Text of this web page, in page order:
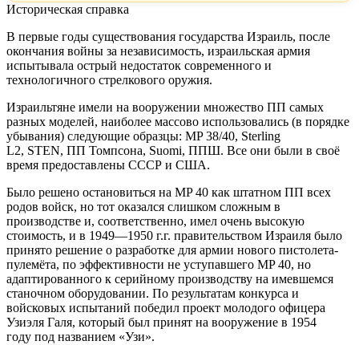
Историческая справка
В первые годы существования государства Израиль, после
окончания войны за независимость, израильская армия
испытывала острый недостаток современного и
технологичного стрелкового оружия.
Израильтяне имели на вооружении множество ПП самых
разных моделей, наиболее массово использовались (в порядке
убывания) следующие образцы: MP 38/40, Sterling
L2, STEN, ПП Томпсона, Suomi, ППШ. Все они были в своё
время предоставлены СССР и США.
Было решено остановиться на МP 40 как штатном ПП всех
родов войск, но тот оказался слишком сложным в
производстве и, соответственно, имел очень высокую
стоимость, и в 1949—1950 г.г. правительством Израиля было
принято решение о разработке для армии нового пистолета-
пулемёта, по эффективности не уступавшего МP 40, но
адаптированного к серийному производству на имевшемся
станочном оборудовании. По результатам конкурса и
войсковых испытаний победил проект молодого офицера
Узиэля Галя, который был принят на вооружение в 1954
году под названием «Узи».